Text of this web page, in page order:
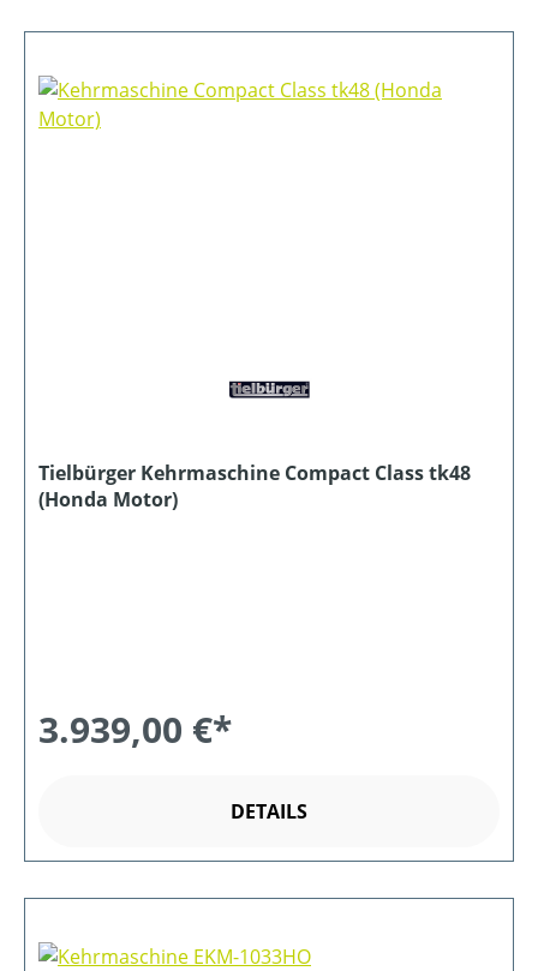
Tielbürger Kehrmaschine Compact Class tk48
(Honda Motor)
3.939,00 €*
DETAILS